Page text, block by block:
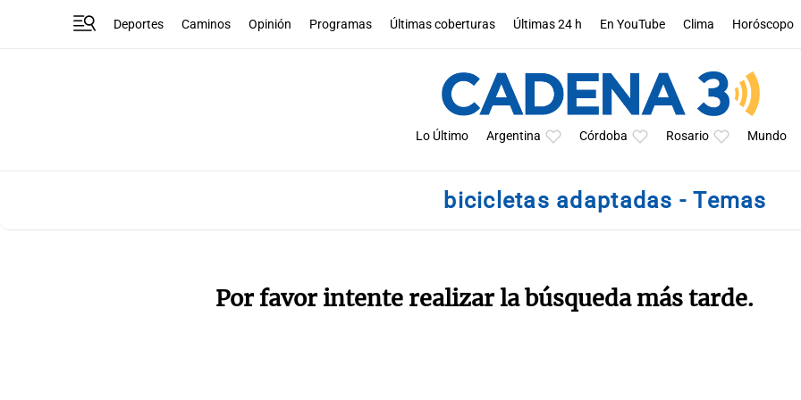
Deportes Caminos Opinión Programas Últimas coberturas Últimas 24 h En YouTube Clima Horóscopo
Lo Último Argentina Córdoba Rosario Mundo
bicicletas adaptadas - Temas
Por favor intente realizar la búsqueda más tarde.